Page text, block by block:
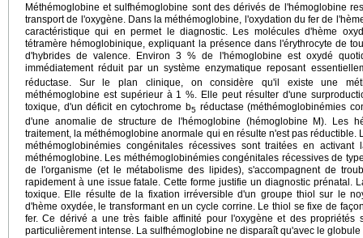
Méthémoglobine et sulfhémoglobine sont des dérivés de l'hémoglobine
transport de l'oxygène. Dans la méthémoglobine, l'oxydation du fer de
caractéristique qui en permet le diagnostic. Les molécules d'hème
tétramère hémoglobinique, expliquant la présence dans l'érythrocyte de
d'hybrides de valence. Environ 3 % de l'hémoglobine est oxydé
immédiatement réduit par un système enzymatique reposant
réductase. Sur le plan clinique, on considère qu'il existe une
méthémoglobine est supérieur à 1 %. Elle peut résulter d'une
toxique, d'un déficit en cytochrome b5 réductase (méthémoglobinémies
d'une anomalie de structure de l'hémoglobine (hémoglobine M). Les
traitement, la méthémoglobine anormale qui en résulte n'est pas réductible.
méthémoglobinémies congénitales récessives sont traitées en
méthémoglobine. Les méthémoglobinémies congénitales récessives de
de l'organisme (et le métabolisme des lipides), s'accompagnent de
rapidement à une issue fatale. Cette forme justifie un diagnostic prénatal.
toxique. Elle résulte de la fixation irréversible d'un groupe thiol sur le
d'hème oxydée, le transformant en un cycle corrine. Le thiol se fixe de
fer. Ce dérivé a une très faible affinité pour l'oxygène et des propriétés
particulièrement intense. La sulfhémoglobine ne disparaît qu'avec le